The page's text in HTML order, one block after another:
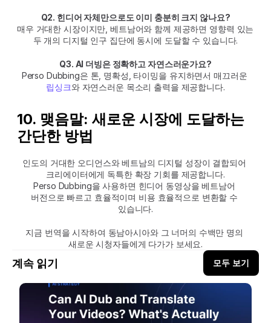
Q2. 힌디어 자체만으로도 이미 충분히 크지 않나요?
매우 거대한 시장이지만, 베트남어와 함께 제공하면 영향력 있는
두 개의 디지털 인구 집단에 동시에 도달할 수 있습니다.
Q3. AI 더빙은 정확하고 자연스러운가요?
립싱크와 자연스러운 목소리 출력을 제공합니다.
10. 맺음말: 새로운 시장에 도달하는
간단한 방법
인도의 거대한 오디언스와 베트남의 디지털 성장이 결합되어
크리에이터에게 독특한 확장 기회를 제공합니다.
Perso Dubbing을 사용하면 힌디어 동영상을 베트남어
버전으로 빠르고 효율적이며 비용 효율적으로 변환할 수
있습니다.
지금 번역을 시작하여 동남아시아와 그 너머의 수백만 명의
새로운 시청자들에게 다가가 보세요.
계속 읽기 모두 보기